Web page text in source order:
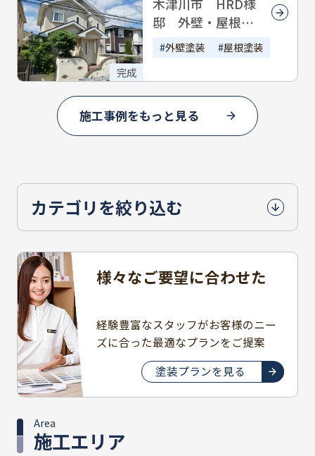
完成
邸 外壁・屋根塗
装外壁塗装 屋根塗装
施工事例をもっと見る
カテゴリを絞り込む
様々なご要望に合わせた
経験豊富なスタッフがお客様のニー
ズに合った最適なプランをご提案
塗装プランを見る
施工エリア
Area